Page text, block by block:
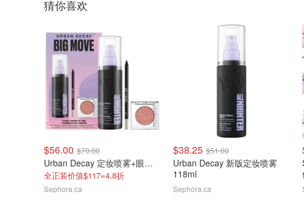
猜你喜欢
$56.00 $70.00
Urban Decay 定妆喷雾+眼影笔+牛郎眼影
全正装价值$117=4.8折
Sephora.ca
$38.25 $51.00
Urban Decay 新版定妆喷雾
118ml
Sephora.ca